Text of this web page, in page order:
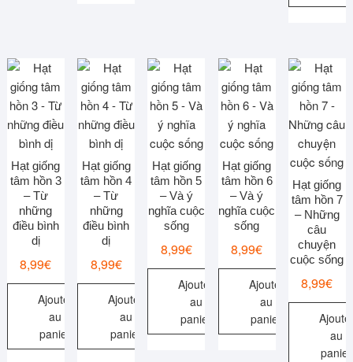
Hạt giống
tâm hồn 3
– Từ
những
điều bình
dị
8,99€
Ajouter
au
panier
Hạt giống
tâm hồn 4
– Từ
những
điều bình
dị
8,99€
Ajouter
au
panier
Hạt giống
tâm hồn 5
– Và ý
nghĩa cuộc
sống
8,99€
Ajouter
au
panier
Hạt giống
tâm hồn 6
– Và ý
nghĩa cuộc
sống
8,99€
Ajouter
au
panier
Hạt giống
tâm hồn 7
– Những
câu
chuyện
cuộc sống
8,99€
au
panier